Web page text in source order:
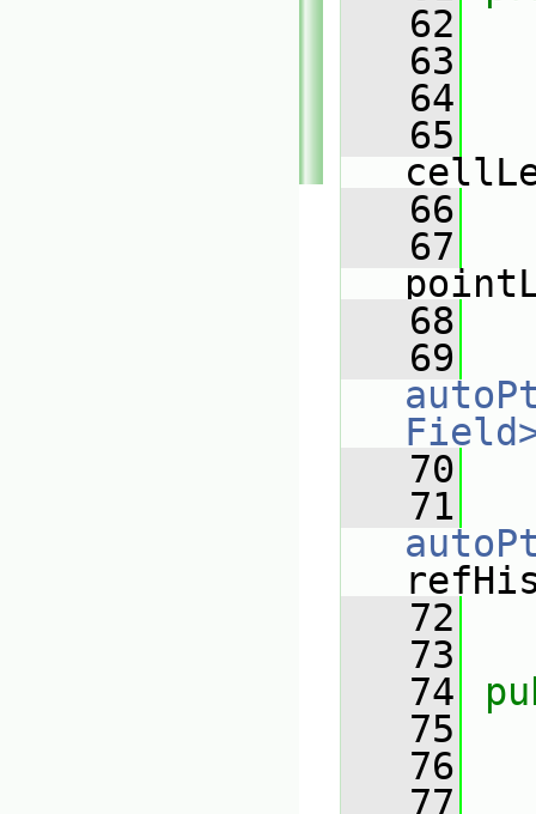
   62
   63
   64
   65
   66
   67
   68
   69
   70
   71
   72
   73
   74
   75
   76
   77